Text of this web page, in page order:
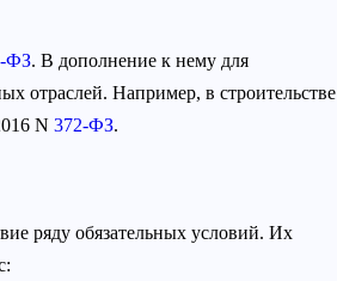
ФЗ. В дополнение к нему для
отраслей. Например, в строительстве
N 372-ФЗ.
ряду обязательных условий. Их